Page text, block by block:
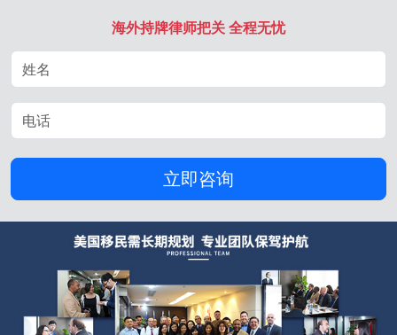
海外持牌律师把关 全程无忧
立即咨询